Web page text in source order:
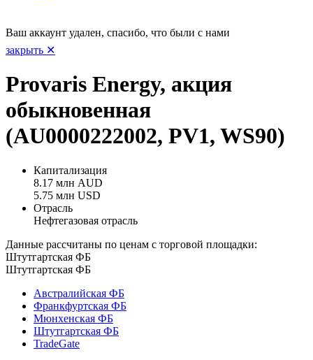
Ваш аккаунт удален, спасибо, что были с нами
закрыть ✕
Provaris Energy, акция
обыкновенная
(AU0000222002, PV1, WS90)
Капитализация
8.17 млн AUD
5.75 млн USD
Отрасль
Нефтегазовая отрасль
Данные рассчитаны по ценам с торговой площадки:
Штутгартская ФБ
Штутгартская ФБ
Австралийская ФБ
Франкфуртская ФБ
Мюнхенская ФБ
Штутгартская ФБ
TradeGate